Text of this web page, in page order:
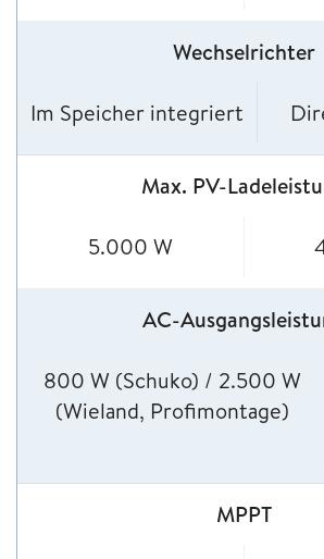
Wechselrichter
Im Speicher integriert
Max. PV-
5.000 W
AC-
800 W (Schuko) / 2.500 W
(Wieland, Profimontage)
MPPT